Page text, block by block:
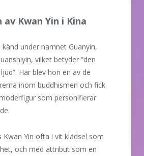
Kwan Yin i Kina
känd under namnet Guanyin,
vilket betyder ”den
Här blev hon en av de
inom buddhismen och fick
som personifierar
Kwan Yin ofta i vit klädsel som
och med attribut som en